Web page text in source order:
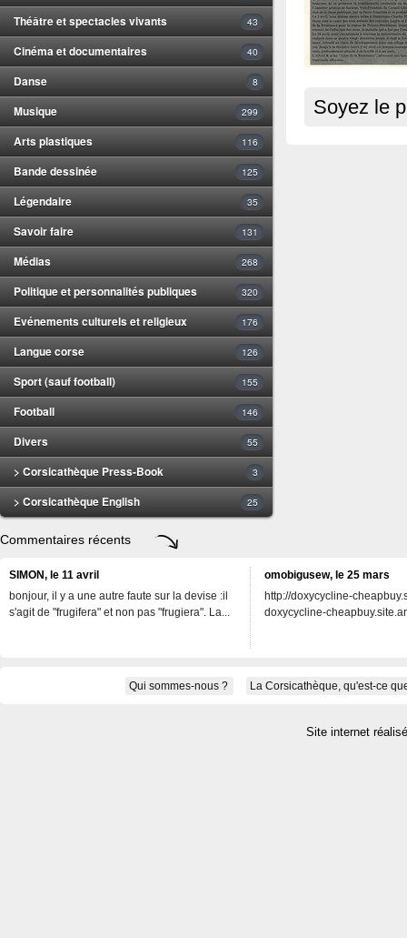
Théâtre et spectacles vivants 43
Cinéma et documentaires 40
Danse 8
Musique 299
Arts plastiques 116
Bande dessinée 125
Légendaire 35
Savoir faire 131
Médias 268
Politique et personnalités publiques 320
Evénements culturels et religieux 176
Langue corse 126
Sport (sauf football) 155
Football 146
Divers 55
> Corsicathèque Press-Book 3
> Corsicathèque English 25
Soyez le
Commentaires récents
SIMON, le 11 avril
bonjour, il y a une autre faute sur la devise :il
s'agit de "frugifera" et non pas "frugiera". La...
omobigusew, le 25 mars
http://doxycycline-
doxycycline-
Qui sommes-nous ? La Corsicathèque, qu'est-ce
Site internet